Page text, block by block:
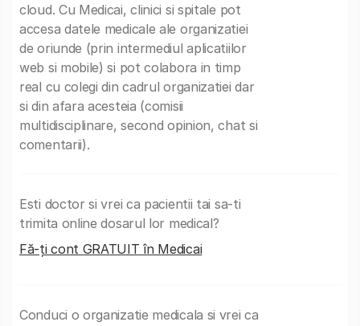
cloud. Cu Medicai, clinici si spitale pot
accesa datele medicale ale organizatiei
de oriunde (prin intermediul aplicatiilor
web si mobile) si pot colabora in timp
real cu colegi din cadrul organizatiei dar
si din afara acesteia (comisii
multidisciplinare, second opinion, chat si
comentarii).
Esti doctor si vrei ca pacientii tai sa-ti
trimita online dosarul lor medical?
Fă-ți cont GRATUIT în Medicai
Conduci o organizatie medicala si vrei ca